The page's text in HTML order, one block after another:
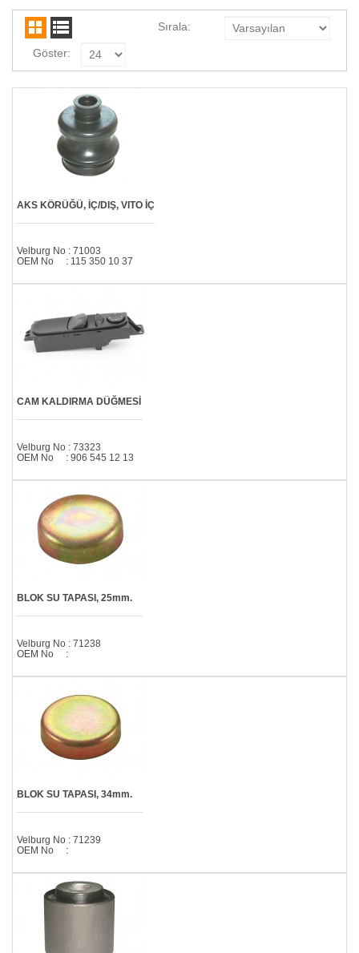
Sırala:
Göster:
AKS KÖRÜĞÜ, İÇ/DIŞ, VITO İÇ
Velburg No : 71003
OEM No : 115 350 10 37
CAM KALDIRMA DÜĞMESİ
Velburg No : 73323
OEM No : 906 545 12 13
BLOK SU TAPASI, 25mm.
Velburg No : 71238
OEM No :
BLOK SU TAPASI, 34mm.
Velburg No : 71239
OEM No :